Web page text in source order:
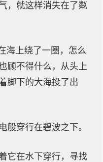
，就这样消失在了粼
海上绕了一圈，怎么
顾不得什么，从头上
脚下的大海投了出
般穿行在碧波之下。
它在水下穿行，寻找